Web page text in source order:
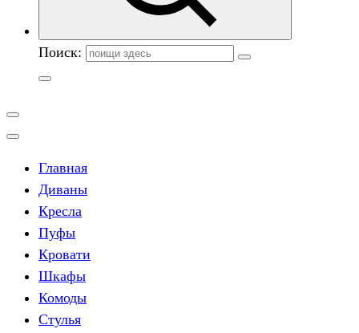
Поиск:
Главная
Диваны
Кресла
Пуфы
Кровати
Шкафы
Комоды
Стулья